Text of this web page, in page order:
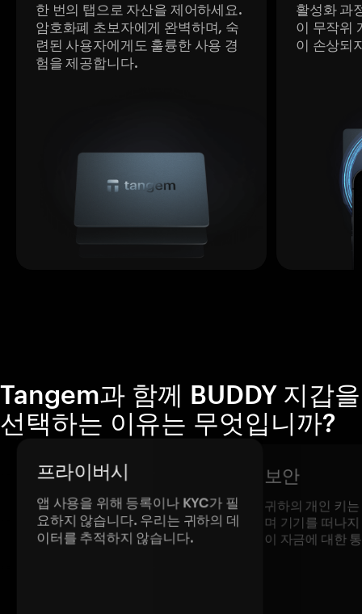
한 번의 탭으로 자산을 제어하세요.
암호화폐 초보자에게 완벽하며, 숙
련된 사용자에게도 훌륭한 사용 경
험을 제공합니다.
활성화 과
이 무작위
이 손상되
Tangem과 함께 BUDDY 지갑을
선택하는 이유는 무엇입니까?
프라이버시
앱 사용을 위해 등록이나 KYC가 필
요하지 않습니다. 우리는 귀하의 데
이터를 추적하지 않습니다.
보안
귀하의 개인 키
며 기기를 떠나
이 자금에 대한